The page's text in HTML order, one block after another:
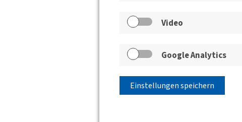
Video
Google Analytics
Einstellungen speichern